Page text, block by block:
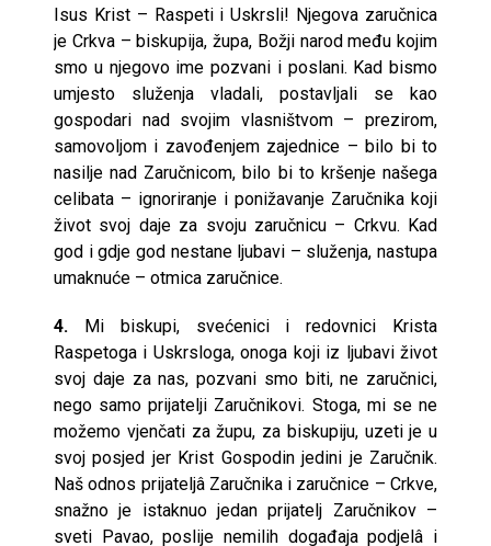
Isus Krist – Raspeti i Uskrsli! Njegova zaručnica
je Crkva – biskupija, župa, Božji narod među kojim
smo u njegovo ime pozvani i poslani. Kad bismo
umjesto služenja vladali, postavljali se kao
gospodari nad svojim vlasništvom – prezirom,
samovoljom i zavođenjem zajednice – bilo bi to
nasilje nad Zaručnicom, bilo bi to kršenje našega
celibata – ignoriranje i ponižavanje Zaručnika koji
život svoj daje za svoju zaručnicu – Crkvu. Kad
god i gdje god nestane ljubavi – služenja, nastupa
umaknuće – otmica zaručnice.
4. Mi biskupi, svećenici i redovnici Krista
Raspetoga i Uskrsloga, onoga koji iz ljubavi život
svoj daje za nas, pozvani smo biti, ne zaručnici,
nego samo prijatelji Zaručnikovi. Stoga, mi se ne
možemo vjenčati za župu, za biskupiju, uzeti je u
svoj posjed jer Krist Gospodin jedini je Zaručnik.
Naš odnos prijateljâ Zaručnika i zaručnice – Crkve,
snažno je istaknuo jedan prijatelj Zaručnikov –
sveti Pavao, poslije nemilih događaja podjelâ i